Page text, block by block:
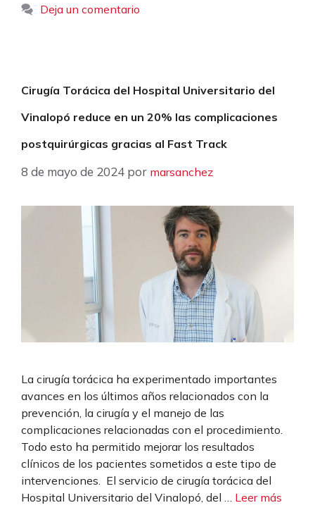
Deja un comentario
Cirugía Torácica del Hospital Universitario del
Vinalopó reduce en un 20% las complicaciones
postquirúrgicas gracias al Fast Track
8 de mayo de 2024 por marsanchez
La cirugía torácica ha experimentado importantes
avances en los últimos años relacionados con la
prevención, la cirugía y el manejo de las
complicaciones relacionadas con el procedimiento.
Todo esto ha permitido mejorar los resultados
clínicos de los pacientes sometidos a este tipo de
intervenciones. El servicio de cirugía torácica del
Hospital Universitario del Vinalopó, del … Leer más